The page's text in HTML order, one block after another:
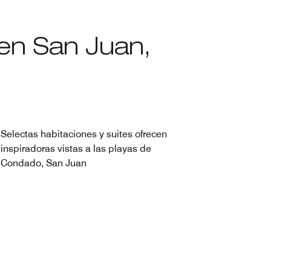
San Juan,
Selectas habitaciones y suites ofrecen
inspiradoras vistas a las playas de
Condado, San Juan